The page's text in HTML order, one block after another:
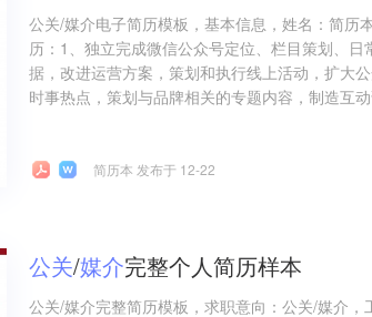
公关/媒介电子简历模板，基本信息，姓名：简历
历：1、独立完成微信公众号定位、栏目策划、
据，改进运营方案，策划和执行线上活动，扩大
时事热点，策划与品牌相关的专题内容，制造互
简历本 发布于 12-22
公关/媒介完整个人简历样本
公关/媒介完整简历模板，求职意向：公关/媒介